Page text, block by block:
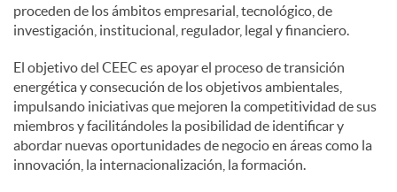
proceden de los ámbitos empresarial, tecnológico, de
investigación, institucional, regulador, legal y financiero.
El objetivo del CEEC es apoyar el proceso de transición
energética y consecución de los objetivos ambientales,
impulsando iniciativas que mejoren la competitividad de sus
miembros y facilitándoles la posibilidad de identificar y
abordar nuevas oportunidades de negocio en áreas como la
innovación, la internacionalización, la formación.